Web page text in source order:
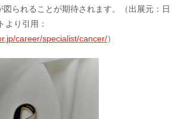
図られることが期待されます。（出展元：日
より引用：
career/specialist/cancer/）